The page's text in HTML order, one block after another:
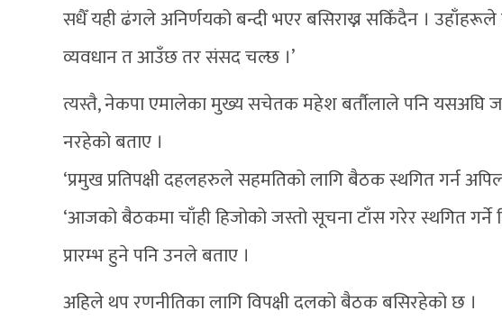
सधैँ यही ढंगले अनिर्णयको बन्दी भएर बसिराख्न सकिँदैन ।
व्यवधान त आउँछ तर संसद चल्छ ।’
त्यस्तै, नेकपा एमालेका मुख्य सचेतक महेश बर्तौलाले पनि यसअघि
नरहेको बताए ।
‘प्रमुख प्रतिपक्षी दहलहरुले सहमतिको लागि बैठक स्थगित गर्न
‘आजको बैठकमा चाँही हिजोको जस्तो सूचना टाँस गरेर स्थगित
प्रारम्भ हुने पनि उनले बताए ।
अहिले थप रणनीतिका लागि विपक्षी दलको बैठक बसिरहेको छ ।